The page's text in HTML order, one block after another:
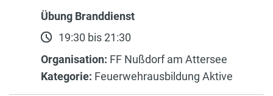
Übung Branddienst
19:30 bis 21:30
Organisation: FF Nußdorf am Attersee
Kategorie: Feuerwehrausbildung Aktive